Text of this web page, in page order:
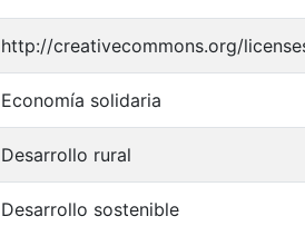
http://creativecommons.org/
Economía solidaria
Desarrollo rural
Desarrollo sostenible